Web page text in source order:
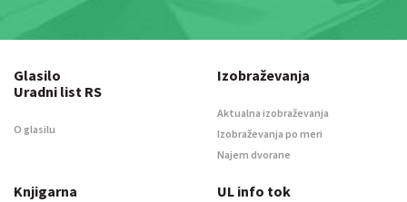
Glasilo
Uradni list RS
O glasilu
Izobraževanja
Aktualna izobraževanja
Izobraževanja po meri
Najem dvorane
Knjigarna UL info tok